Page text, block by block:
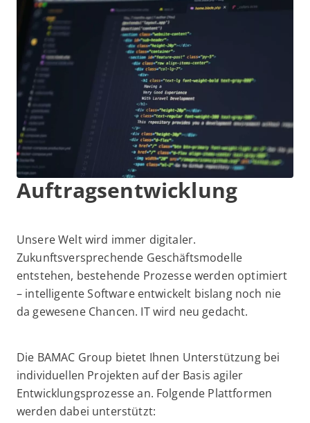
Auftragsentwicklung
Unsere Welt wird immer digitaler.
Zukunftsversprechende Geschäftsmodelle
entstehen, bestehende Prozesse werden optimiert
– intelligente Software entwickelt bislang noch nie
da gewesene Chancen. IT wird neu gedacht.
Die BAMAC Group bietet Ihnen Unterstützung bei
individuellen Projekten auf der Basis agiler
Entwicklungsprozesse an. Folgende Plattformen
werden dabei unterstützt: